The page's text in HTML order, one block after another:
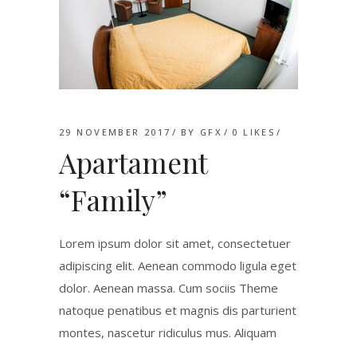
29 NOVEMBER 2017 BY GFX 0 LIKES
Apartament
“Family”
Lorem ipsum dolor sit amet, consectetuer
adipiscing elit. Aenean commodo ligula eget
dolor. Aenean massa. Cum sociis Theme
natoque penatibus et magnis dis parturient
montes, nascetur ridiculus mus. Aliquam